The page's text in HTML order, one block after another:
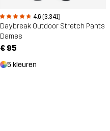
4.6 (3.341)
Daybreak Outdoor Stretch Pants
Dames
€ 95
5 kleuren